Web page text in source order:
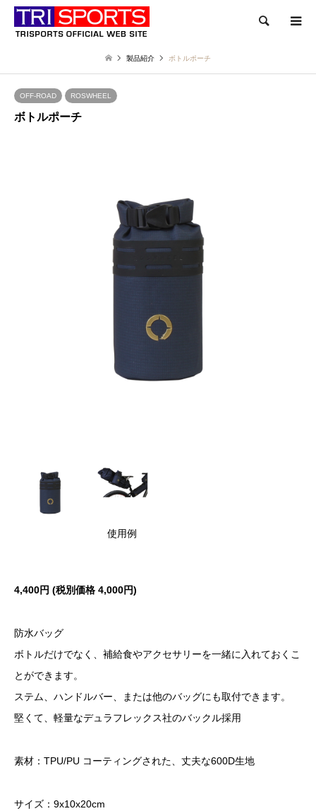
検索
製品紹介 ボトルポーチ
OFF-ROAD ROSWHEEL
ボトルポーチ
使用例
4,400円 (税別価格 4,000円)
防水バッグ
ボトルだけでなく、補給食やアクセサリーを一緒に入れておくこ
とができます。
ステム、ハンドルバー、または他のバッグにも取付できます。
堅くて、軽量なデュラフレックス社のバックル採用
素材：TPU/PU コーティングされた、丈夫な600D生地
サイズ：9x10x20cm